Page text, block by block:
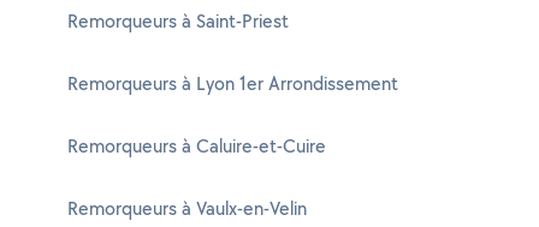
Remorqueurs à Saint-Priest
Remorqueurs à Lyon 1er Arrondissement
Remorqueurs à Caluire-et-Cuire
Remorqueurs à Vaulx-en-Velin